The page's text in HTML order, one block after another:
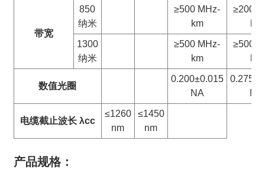
带宽
850
纳米
≥500 MHz-
km
≥200
1300
纳米
≥500 MHz-
km
≥500
数值光圈
0.200±0.015
NA
NA
电缆截止波长 λcc
≤1260
nm
≤1450
nm
产品规格：